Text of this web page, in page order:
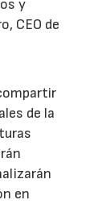
y
CEO de
de la
en